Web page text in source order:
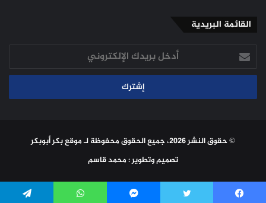
القائمة البريدية
أدخل
بريدك
الإلكتروني
© حقوق النشر 2026، جميع الحقوق محفوظة لـ
موقع بكر أبوبكر
تصميم وتطوير : محمد قاسم